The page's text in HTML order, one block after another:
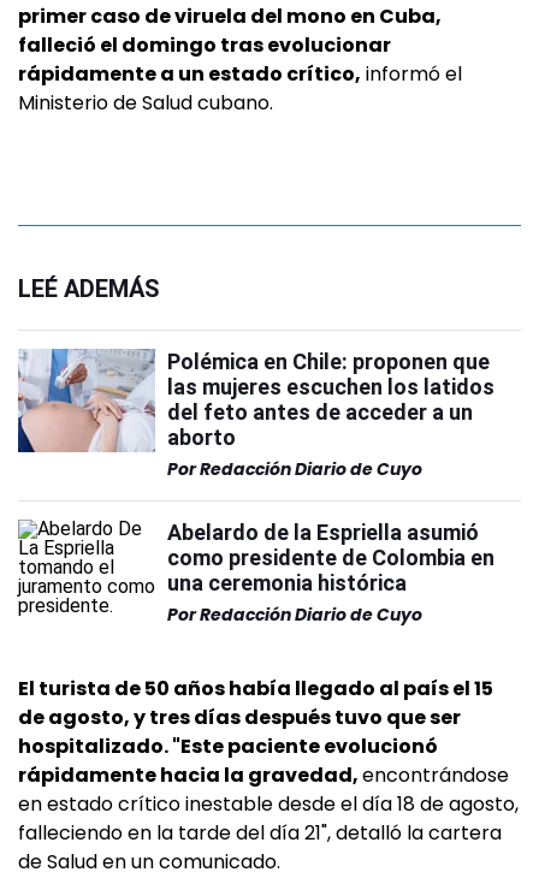
primer caso de viruela del mono en Cuba,
falleció el domingo tras evolucionar
rápidamente a un estado crítico, informó el
Ministerio de Salud cubano.
LEÉ ADEMÁS
Polémica en Chile: proponen que
las mujeres escuchen los latidos
del feto antes de acceder a un
aborto
PorRedacción Diario de Cuyo
Abelardo de la Espriella asumió
como presidente de Colombia en
una ceremonia histórica
PorRedacción Diario de Cuyo
El turista de 50 años había llegado al país el 15
de agosto, y tres días después tuvo que ser
hospitalizado. "Este paciente evolucionó
rápidamente hacia la gravedad,encontrándose
en estado crítico inestable desde el día 18 de agosto,
falleciendo en la tarde del día 21", detalló la cartera
de Salud en un comunicado.